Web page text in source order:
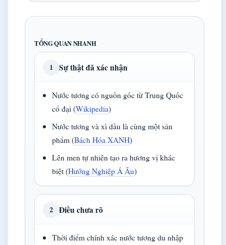
TỔNG QUAN NHANH
1 Sự thật đã xác nhận
Nước tương có nguồn gốc từ Trung Quốc
cổ đại (Wikipedia)
Nước tương và xì dầu là cùng một sản
phẩm (Bách Hóa XANH)
Lên men tự nhiên tạo ra hương vị khác
biệt (Hướng Nghiệp Á Âu)
2 Điều chưa rõ
Thời điểm chính xác nước tương du nhập